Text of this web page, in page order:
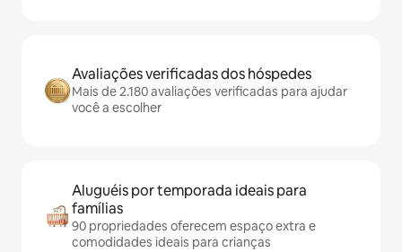
Avaliações verificadas dos hóspedes
Mais de 2.180 avaliações verificadas para ajudar
você a escolher
Aluguéis por temporada ideais para
famílias
90 propriedades oferecem espaço extra e
comodidades ideais para crianças